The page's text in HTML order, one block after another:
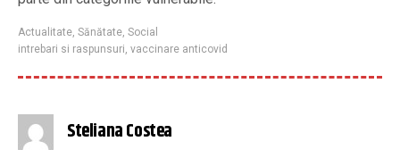
Actualitate, Sănătate, Social
intrebari si raspunsuri, vaccinare anticovid
Steliana Costea